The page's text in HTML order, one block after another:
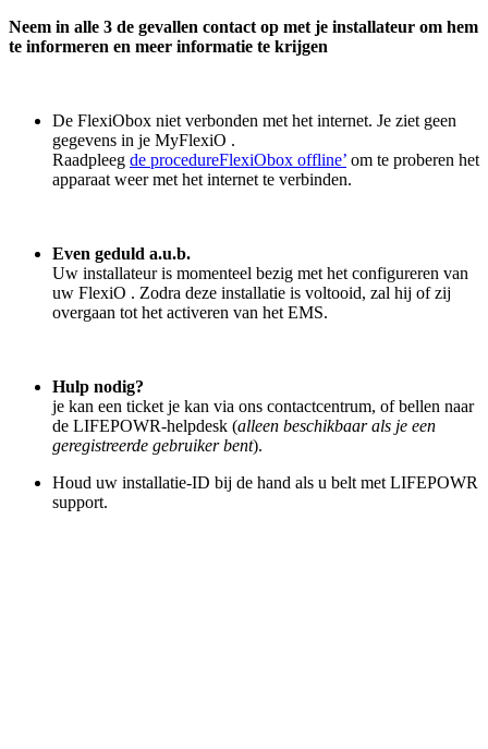
Neem in alle 3 de gevallen contact op met je installateur om hem
te informeren en meer informatie te krijgen
De FlexiObox niet verbonden met het internet. Je ziet geen
gegevens in je MyFlexiO .
Raadpleeg de procedureFlexiObox offline’ om te proberen het
apparaat weer met het internet te verbinden.
Even geduld a.u.b.
Uw installateur is momenteel bezig met het configureren van
uw FlexiO . Zodra deze installatie is voltooid, zal hij of zij
overgaan tot het activeren van het EMS.
Hulp nodig?
je kan een ticket je kan via ons contactcentrum, of bellen naar
de LIFEPOWR-helpdesk (alleen beschikbaar als je een
geregistreerde gebruiker bent).
Houd uw installatie-ID bij de hand als u belt met LIFEPOWR
support.